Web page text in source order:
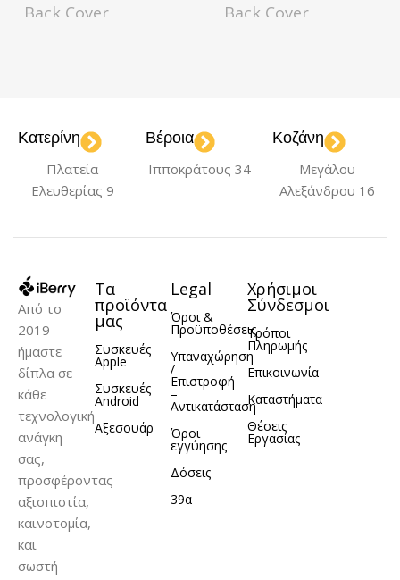
Back Cover
Maroon
ΜΟΝΤΈΛΟ
iPhone 14 Pro Max
ΥΛΙΚΌ Σιλικόνη
Back Cover
iPhone 14 Pro Max
Κατερίνη
Πλατεία
Ελευθερίας 9
Βέροια
Ιπποκράτους 34
Κοζάνη
Μεγάλου
Αλεξάνδρου 16
Από το
2019
ήμαστε
δίπλα σε
κάθε
τεχνολογική
ανάγκη
σας,
προσφέροντας
αξιοπιστία,
καινοτομία,
και
σωστή
Τα
προϊόντα
μας
Συσκευές
Apple
Συσκευές
Android
Αξεσουάρ
Legal
Όροι &
Προϋποθέσεις
Υπαναχώρηση
/
Επιστροφή
–
Αντικατάσταση
Όροι
εγγύησης
Δόσεις
39α
Χρήσιμοι
Σύνδεσμοι
Τρόποι
Πληρωμής
Επικοινωνία
Καταστήματα
Θέσεις
Εργασίας